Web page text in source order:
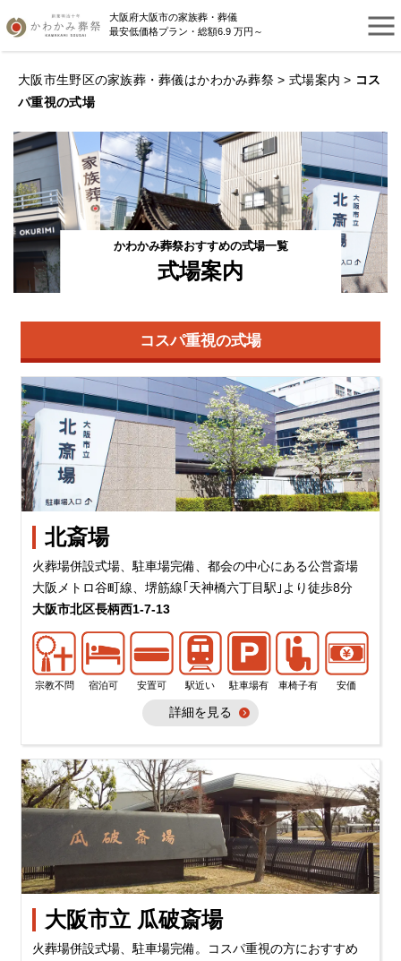
大阪府大阪市の家族葬・葬儀
最安低価格プラン・総額6.9 万円～
大阪市生野区の家族葬・葬儀はかわかみ葬祭 > 式場案内 > コス
パ重視の式場
かわかみ葬祭おすすめの式場一覧
式場案内
コスパ重視の式場
北斎場
火葬場併設式場、駐車場完備、都会の中心にある公営斎場
大阪メトロ谷町線、堺筋線｢天神橋六丁目駅｣より徒歩8分
大阪市北区長柄西1-7-13
宗教不問 宿泊可 安置可 駅近い 駐車場有 車椅子有 安価
詳細を見る
大阪市立 瓜破斎場
火葬場併設式場、駐車場完備。コスパ重視の方におすすめ